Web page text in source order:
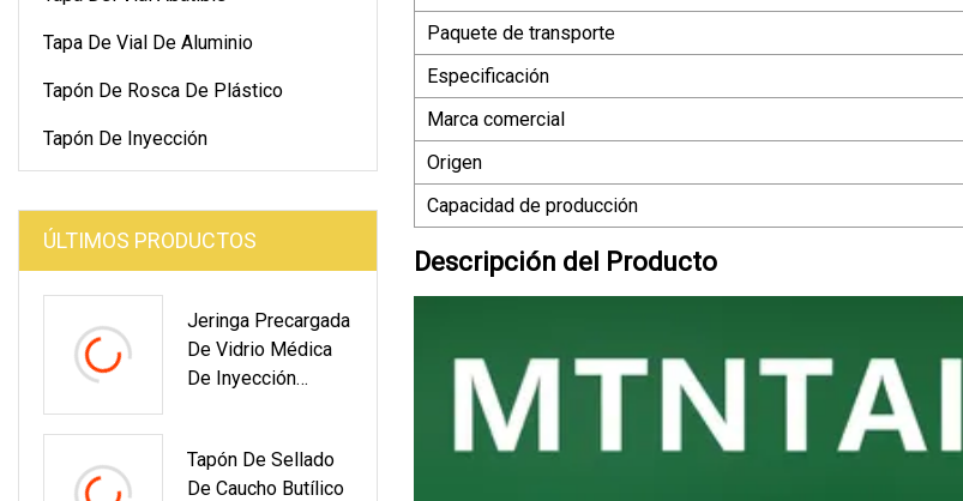
Tapa De Vial De Aluminio
Tapón De Rosca De Plástico
Tapón De Inyección
ÚLTIMOS PRODUCTOS
Jeringa Precargada
De Vidrio Médica
De Inyección
Tapón De Sellado
De Caucho Butílico
Paquete de transporte
Especificación
Marca comercial
Origen
Capacidad de producción
Descripción del Producto